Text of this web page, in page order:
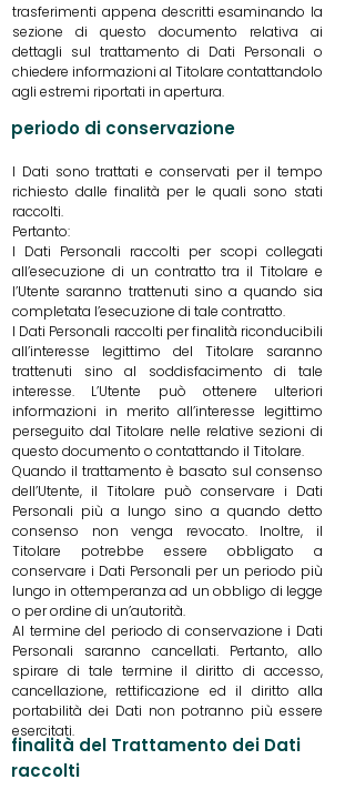
trasferimenti appena descritti esaminando la
sezione di questo documento relativa ai
dettagli sul trattamento di Dati Personali o
chiedere informazioni al Titolare contattandolo
agli estremi riportati in apertura.
I Dati sono trattati e conservati per il tempo
richiesto dalle finalità per le quali sono stati
raccolti.
Pertanto:
I Dati Personali raccolti per scopi collegati
all’esecuzione di un contratto tra il Titolare e
l’Utente saranno trattenuti sino a quando sia
completata l’esecuzione di tale contratto.
I Dati Personali raccolti per finalità riconducibili
all’interesse legittimo del Titolare saranno
trattenuti sino al soddisfacimento di tale
interesse. L’Utente può ottenere ulteriori
informazioni in merito all’interesse legittimo
perseguito dal Titolare nelle relative sezioni di
questo documento o contattando il Titolare.
Quando il trattamento è basato sul consenso
dell’Utente, il Titolare può conservare i Dati
Personali più a lungo sino a quando detto
consenso non venga revocato. Inoltre, il
Titolare potrebbe essere obbligato a
conservare i Dati Personali per un periodo più
lungo in ottemperanza ad un obbligo di legge
o per ordine di un’autorità.
Al termine del periodo di conservazione i Dati
Personali saranno cancellati. Pertanto, allo
spirare di tale termine il diritto di accesso,
cancellazione, rettificazione ed il diritto alla
portabilità dei Dati non potranno più essere
esercitati.
periodo di conservazione
finalità del Trattamento dei Dati
raccolti